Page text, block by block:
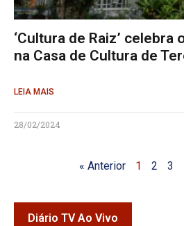
‘Cultura de Raiz’ celebra
na Casa de Cultura de
LEIA MAIS
28/02/2024
« Anterior 1 2 3
Diário TV Ao Vivo